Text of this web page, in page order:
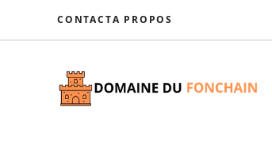
CONTACTA PROPOS